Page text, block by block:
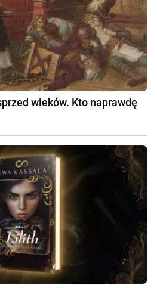
wieków. Kto naprawdę